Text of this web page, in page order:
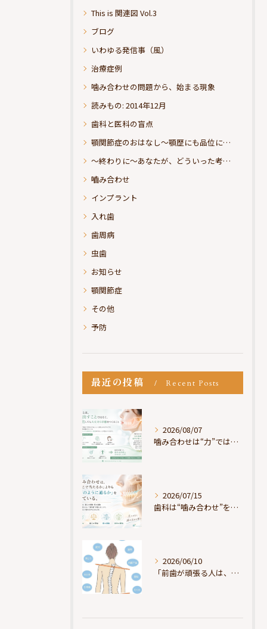
This is 関連図 Vol.3
ブログ
いわゆる発信事（風）
治療症例
噛み合わせの問題から、始まる現象
読みもの: 2014年12月
歯科と医科の盲点
顎関節症のおはなし～顎歴にも品位にこだわりたい
～終わりに～あなたが、どういった考えの治療をお求めになられるのか？
嚙み合わせ
インプラント
入れ歯
歯周病
虫歯
お知らせ
顎関節症
その他
予防
最近の投稿 Recent Posts
2026/08/07
噛み合わせは“力”ではなく“許可”である
2026/07/15
歯科は“噛み合わせ”を見ているが、身体は“通り道”を見ている
2026/06/10
「前歯が頑張る人は、だいたい疲れている」